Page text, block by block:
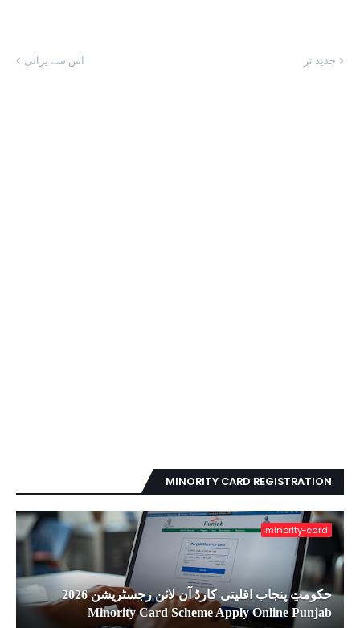
جدید تر اس سے پرانی
MINORITY CARD REGISTRATION
minority-card
حکومتِ پنجاب اقلیتی کارڈ آن لائن رجسٹریشن 2026
Minority Card Scheme Apply Online Punjab